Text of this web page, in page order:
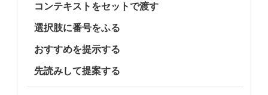
コンテキストをセットで渡す
選択肢に番号をふる
おすすめを提示する
先読みして提案する